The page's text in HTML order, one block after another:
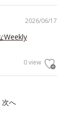
2026/06/17
Weekly
0 view
次へ